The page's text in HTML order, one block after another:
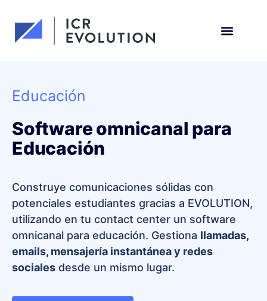
Educación
Software omnicanal para
Educación
Construye comunicaciones sólidas con
potenciales estudiantes gracias a EVOLUTION,
utilizando en tu contact center un software
omnicanal para educación. Gestiona llamadas,
emails, mensajería instantánea y redes
sociales desde un mismo lugar.